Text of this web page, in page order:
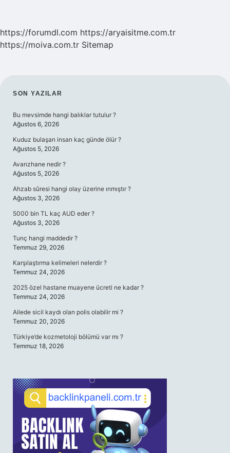
https://forumdl.com https://aryaisitme.com.tr
https://moiva.com.tr Sitemap
SIDEBAR
SON YAZILAR
Bu mevsimde hangi balıklar tutulur ?
Ağustos 6, 2026
Kuduz bulaşan insan kaç günde ölür ?
Ağustos 5, 2026
Avarızhane nedir ?
Ağustos 5, 2026
Ahzab sûresi hangi olay üzerine ınmıştır ?
Ağustos 3, 2026
5000 bin TL kaç AUD eder ?
Ağustos 3, 2026
Tunç hangi maddedir ?
Temmuz 29, 2026
Karşılaştırma kelimeleri nelerdir ?
Temmuz 24, 2026
2025 özel hastane muayene ücreti ne kadar ?
Temmuz 24, 2026
Ailede sicil kaydı olan polis olabilir mi ?
Temmuz 20, 2026
Türkiye’de kozmetoloji bölümü var mı ?
Temmuz 18, 2026